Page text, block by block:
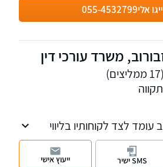
אלי055-4532799
משרד עורכי דין
(17 ממליצים)
עומד לצד לקוחותיו בליווי
בשילוב ניסיון,
מלאה לכל אדם ולכל תיקSMS ישיר ייעוץ אישי